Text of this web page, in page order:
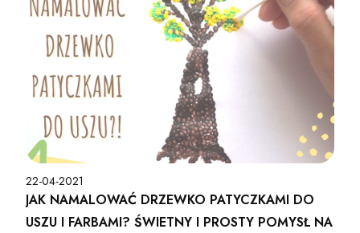
22-04-2021
JAK NAMALOWAĆ DRZEWKO PATYCZKAMI DO
USZU I FARBAMI? ŚWIETNY I PROSTY POMYSŁ NA